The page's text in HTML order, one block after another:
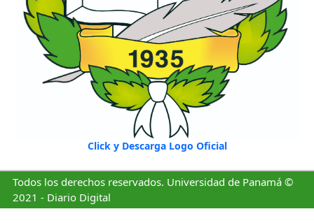
Click y Descarga Logo Oficial
Todos los derechos reservados. Universidad de Panamá ©
2021 - Diario Digital